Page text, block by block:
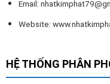
Email:
Website:
HỆ THỐNG PHÂN